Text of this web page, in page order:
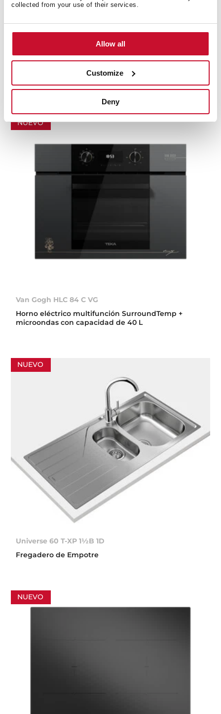
collected from your use of their services.
Allow all
Customize
Deny
HLF 82-G1 G BM
Horno Eléctrico a Gas con Multifunción con
NUEVO
Van Gogh HLC 84 C VG
Horno eléctrico multifunción SurroundTemp +
microondas con capacidad de 40 L
NUEVO
Universe 60 T-XP 1½B 1D
Fregadero de Empotre
NUEVO